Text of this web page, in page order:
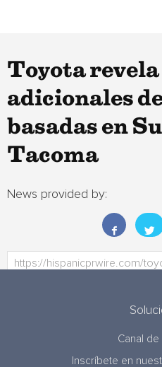
Toyota
adicionales
basadas en
Tacoma
News provided by:
Canal de
Inscríbete en